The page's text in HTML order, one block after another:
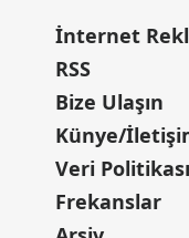
İnternet
RSS
Bize Ulaşın
Künye/
Veri Politikası
Frekanslar